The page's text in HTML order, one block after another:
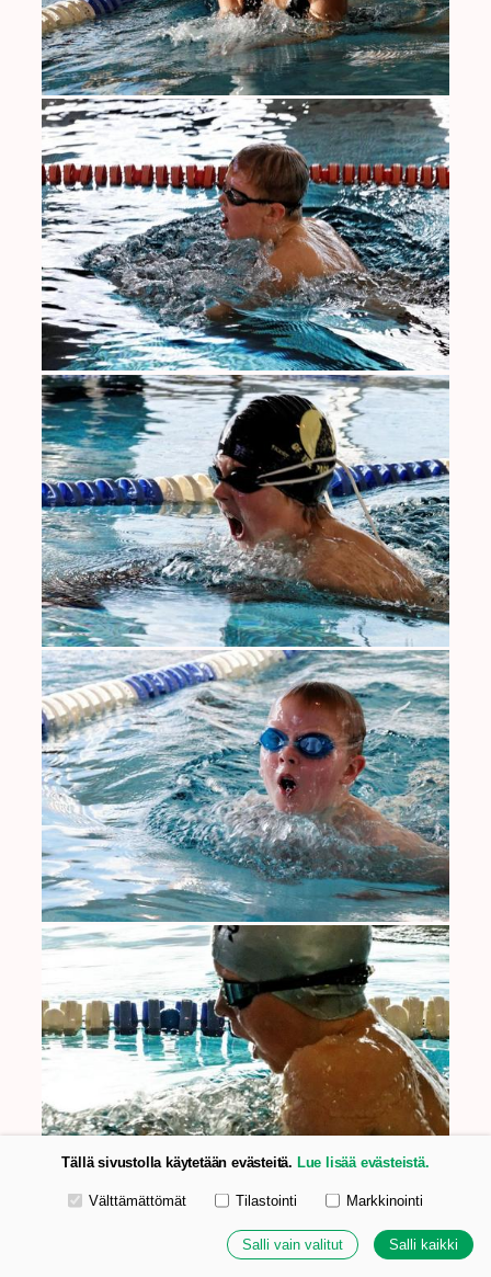
Tällä sivustolla käytetään evästeitä. Lue lisää evästeistä.
Valitse käytettävät evästeet
Välttämättömät Tilastointi Markkinointi
Salli vain valitut Salli kaikki